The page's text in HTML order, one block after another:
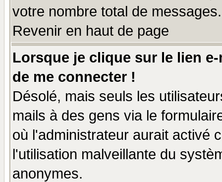
votre nombre total de messages.
Revenir en haut de page
Lorsque je clique sur le lien
de me connecter !
Désolé, mais seuls les
mails à des gens via le
où l'administrateur aurait activé
l'utilisation malveillante du
anonymes.